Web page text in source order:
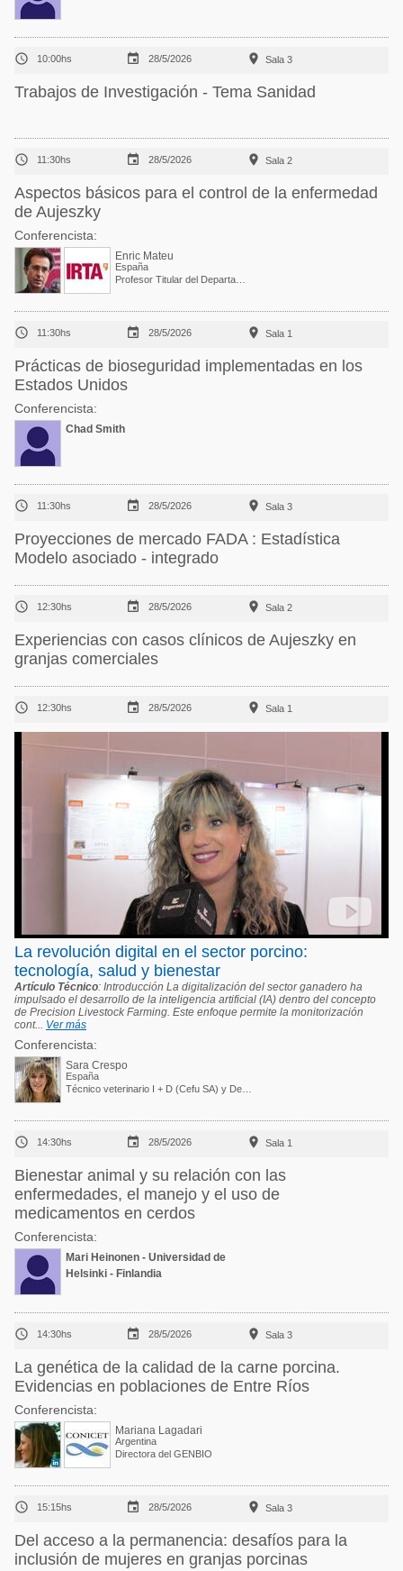
 10:00hs  28/5/2026  Sala 3
Trabajos de Investigación - Tema Sanidad
 11:30hs  28/5/2026  Sala 2
Aspectos básicos para el control de la enfermedad
de Aujeszky
Conferencista:
Enric Mateu
España
 11:30hs  28/5/2026  Sala 1
Prácticas de bioseguridad implementadas en los
Estados Unidos
Conferencista:
Chad Smith
 11:30hs  28/5/2026  Sala 3
Proyecciones de mercado FADA : Estadística
Modelo asociado - integrado
 12:30hs  28/5/2026  Sala 2
Experiencias con casos clínicos de Aujeszky en
granjas comerciales
 12:30hs  28/5/2026  Sala 1
La revolución digital en el sector porcino:
tecnología, salud y bienestar
Artículo Técnico: Introducción La digitalización del sector ganadero ha
impulsado el desarrollo de la inteligencia artificial (IA) dentro del concepto
de Precision Livestock Farming. Este enfoque permite la monitorización
cont... Ver más
Conferencista:
Sara Crespo
España
 14:30hs  28/5/2026  Sala 1
Bienestar animal y su relación con las
enfermedades, el manejo y el uso de
medicamentos en cerdos
Conferencista:
Mari Heinonen - Universidad de
Helsinki - Finlandia
 14:30hs  28/5/2026  Sala 3
La genética de la calidad de la carne porcina.
Evidencias en poblaciones de Entre Ríos
Conferencista:
Mariana Lagadari
Argentina
Directora del GENBIO
 15:15hs  28/5/2026  Sala 3
Del acceso a la permanencia: desafíos para la
inclusión de mujeres en granjas porcinas